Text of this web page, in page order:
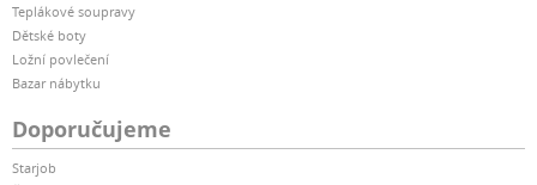
Teplákové soupravy
Dětské boty
Ložní povlečení
Bazar nábytku
Doporučujeme
Starjob